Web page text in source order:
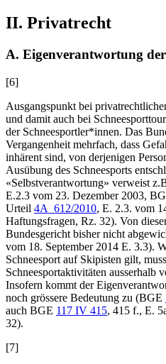
II. Privatrecht
A. Eigenverantwortung
[6]
Ausgangspunkt bei
und damit auch bei
der Schneesportler*innen. Das
Vergangenheit mehrfach, dass
inhärent sind, von derjenigen
Ausübung des Schneesports
«Selbstverantwortung» verweist
E.2.3 vom 23. Dezember 2003,
Urteil 4A_612/2010, E. 2.3. vom
Haftungsfragen, Rz. 32). Von
Bundesgericht bisher nicht
vom 18. September 2014 E. 3.3).
Schneesport auf Skipisten gilt,
Schneesportaktivitäten ausserhalb
Insofern kommt der
noch grössere Bedeutung zu (BGE
auch BGE 117 IV 415, 415 f., E.
32).
[7]